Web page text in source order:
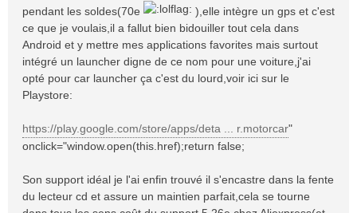
pendant les soldes(70e
),elle intègre un gps et c'est
ce que je voulais,il a fallut bien bidouiller tout cela dans
Android et y mettre mes applications favorites mais surtout
intégré un launcher digne de ce nom pour une voiture,j'ai
opté pour car launcher ça c'est du lourd,voir ici sur le
Playstore:
https://play.google.com/store/apps/deta ... r.motorcar"
onclick="window.open(this.href);return false;
Son support idéal je l'ai enfin trouvé il s'encastre dans la fente
du lecteur cd et assure un maintien parfait,cela se tourne